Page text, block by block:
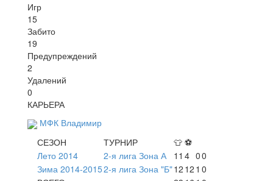
Игр
15
Забито
19
Предупреждений
2
Удалений
0
КАРЬЕРА
МФК Владимир
СЕЗОН
ТУРНИР 👕 ⚽
Лето 2014
2-я лига Зона А 11 4 00
Зима 2014-20152-я лига Зона "Б"12 12 1 0